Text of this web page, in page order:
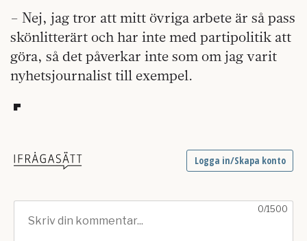
– Nej, jag tror att mitt övriga arbete är så pass
skönlitterärt och har inte med partipolitik att
göra, så det påverkar inte som om jag varit
nyhetsjournalist till exempel.